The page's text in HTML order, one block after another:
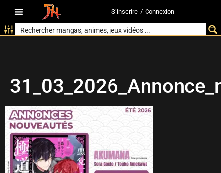
S’inscrire / Connexion